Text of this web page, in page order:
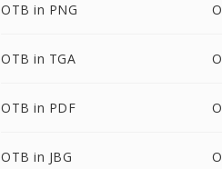
OTB in PNG
OTB in TGA
OTB in PDF
OTB in JBG